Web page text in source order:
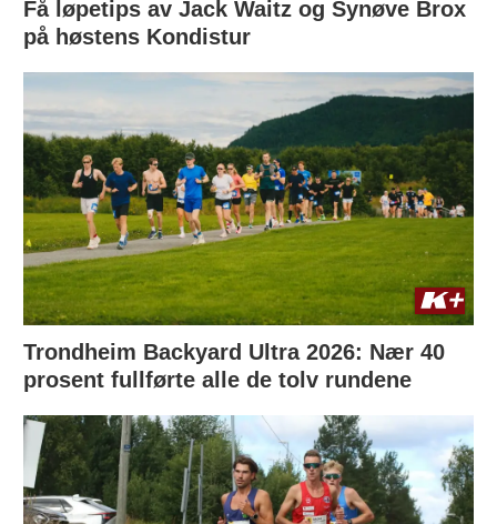
Få løpetips av Jack Waitz og Synøve Brox
på høstens Kondistur
Trondheim Backyard Ultra 2026: Nær 40
prosent fullførte alle de tolv rundene